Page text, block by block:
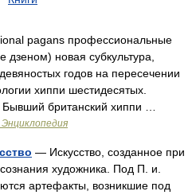
pagans профессиональные
новая субкультура,
годов на пересечении
хиппи шестидесятых.
Бывший британский хиппи …
— Искусство, созданное при
художника. Под П. и.
артефакты, возникшие под